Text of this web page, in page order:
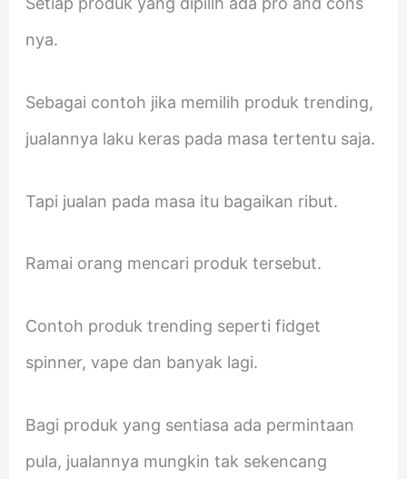
nya.
Sebagai contoh jika memilih produk trending,
jualannya laku keras pada masa tertentu saja.
Tapi jualan pada masa itu bagaikan ribut.
Ramai orang mencari produk tersebut.
Contoh produk trending seperti fidget
spinner, vape dan banyak lagi.
Bagi produk yang sentiasa ada permintaan
pula, jualannya mungkin tak sekencang